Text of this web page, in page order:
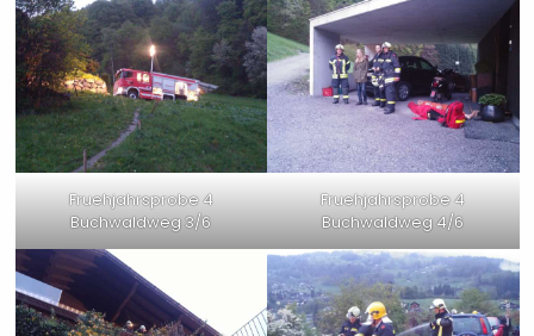
Fruehjahrsprobe 4
Buchwaldweg 3/6
Fruehjahrsprobe 4
Buchwaldweg 4/6